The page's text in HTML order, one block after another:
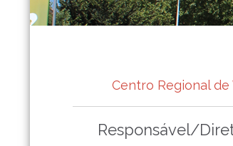
Centro Regional
Responsável/